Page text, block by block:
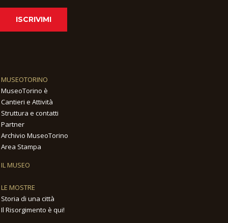
ISCRIVIMI
MUSEOTORINO
MuseoTorino è
Cantieri e Attività
Struttura e contatti
Partner
Archivio MuseoTorino
Area Stampa
IL MUSEO
LE MOSTRE
Storia di una città
Il Risorgimento è qui!